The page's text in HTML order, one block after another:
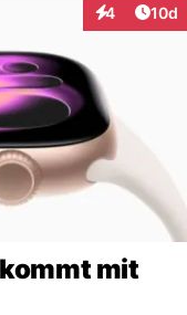
4
Interaktionen
10d
mit